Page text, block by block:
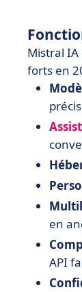
Mistral
forts en
en
API